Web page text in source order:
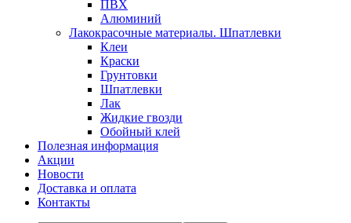
ПВХ
Алюминий
Лакокрасочные материалы. Шпатлевки
Клеи
Краски
Грунтовки
Шпатлевки
Лак
Жидкие гвозди
Обойный клей
Полезная информация
Акции
Новости
Доставка и оплата
Контакты